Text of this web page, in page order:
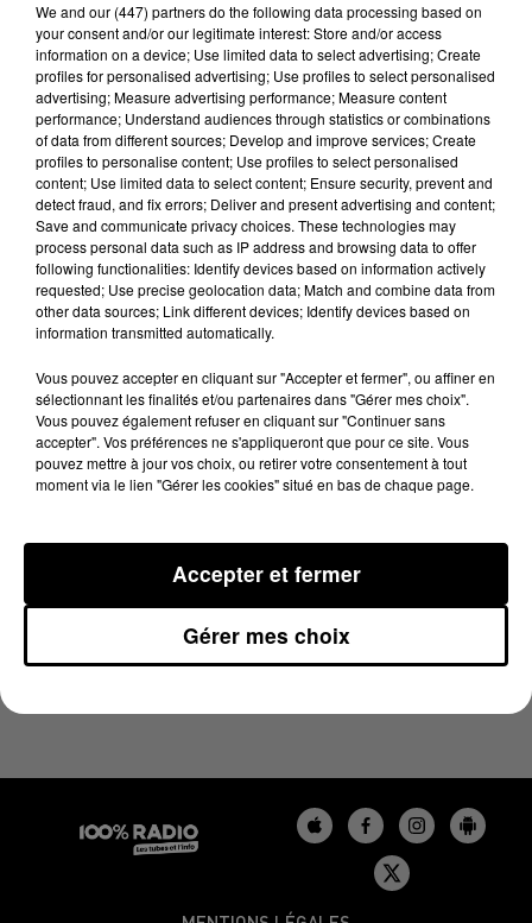
Lecture (4 min 26 sec)
100%
30 août 2024 - 4 min 26 sec
LES INFOS DU TARN DU 30/08/2024 À 07H00
We and our (447) partnersdo the following data processing based on
your consent and/or our legitimate interest: Store and/or access
information on a device; Use limited data to select advertising; Create
profiles for personalised advertising; Use profiles to select personalised
advertising; Measure advertising performance; Measure content
performance; Understand audiences through statistics or combinations
of data from different sources; Develop and improve services; Create
profiles to personalise content; Use profiles to select personalised
content; Use limited data to select content; Ensure security, prevent and
detect fraud, and fix errors; Deliver and present advertising and content;
Save and communicate privacy choices. These technologies may
process personal data such as IP address and browsing data to offer
following functionalities: Identify devices based on information actively
requested; Use precise geolocation data; Match and combine data from
other data sources; Link different devices; Identify devices based on
information transmitted automatically.
Vous pouvez accepter en cliquant sur "Accepter et fermer", ou affiner en
sélectionnant les finalités et/ou partenaires dans "Gérer mes choix".
Vous pouvez également refuser en cliquant sur "Continuer sans
accepter". Vos préférences ne s'appliqueront que pour ce site. Vous
pouvez mettre à jour vos choix, ou retirer votre consentement à tout
moment via le lien "Gérer les cookies" situé en bas de chaque page.
Gérer mes choix
Accepter et fermer